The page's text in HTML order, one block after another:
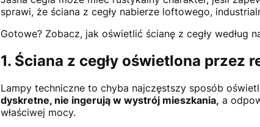
sprawi, że ściana z cegły nabierze loftowego,
Gotowe? Zobacz, jak oświetlić ścianę z cegły według
1. Ściana z cegły oświetlona przez
Lampy techniczne to chyba najczęstszy sposób
dyskretne, nie ingerują w wystrój mieszkania, a
właściwej mocy.